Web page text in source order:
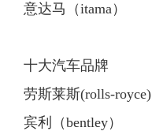
意达马（itama）
十大汽车品牌
劳斯莱斯(rolls-royce)
宾利（bentley）